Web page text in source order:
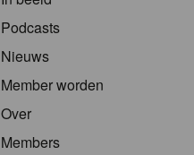
Podcasts
Nieuws
Member worden
Over
Members